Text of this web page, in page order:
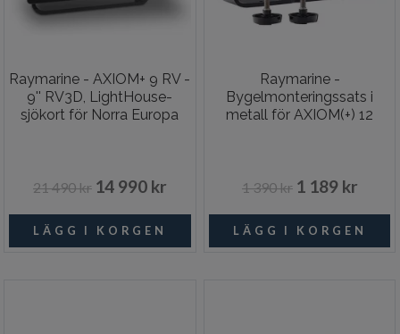
Raymarine - AXIOM+ 9 RV -
9'' RV3D, LightHouse-
sjökort för Norra Europa
21 490 kr 14 990 kr
Raymarine -
Bygelmonteringssats i
metall för AXIOM(+) 12
1 390 kr 1 189 kr